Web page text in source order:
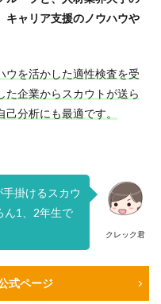
キャリア支援のノウハウや
ウを活かした適性検査を受
た企業からスカウトが送ら
分析にも最適です。
クレック君
掛けるスカウ
ん1、2年生で
式ページ